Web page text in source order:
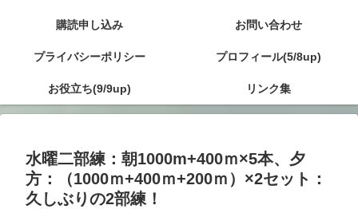
購読申し込み お問い合わせ
プライバシーポリシー プロフィール(5/8up)
お役立ち(9/9up) リンク集
水曜二部練：朝1000m+400ｍ×5本、夕
方：（1000ｍ+400ｍ+200ｍ）×2セット：
久しぶりの2部練！